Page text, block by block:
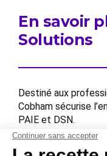
En savoir
Solutions
Destiné aux
Cobham sécurise
PAIE et DSN.